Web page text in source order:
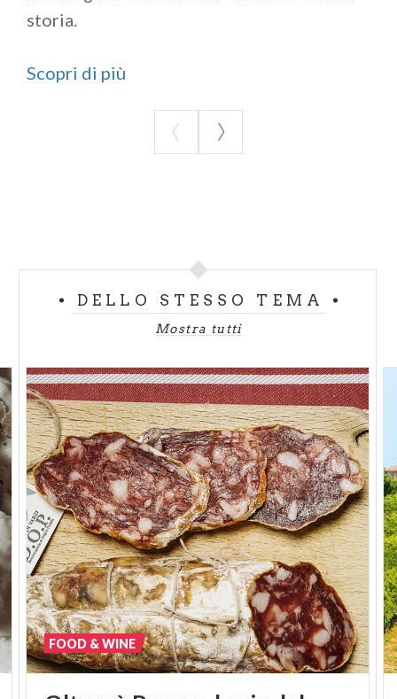
storia.
Scopri di più
DELLO STESSO TEMA
Mostra tutti
FOOD & WINE